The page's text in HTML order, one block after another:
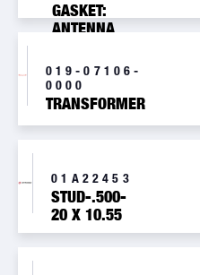
GASKET:
ANTENNA
019-07106-
0000
TRANSFORMER
01A22453
STUD-.500-
20 X 10.55
LONG